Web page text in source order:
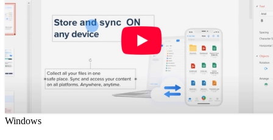
Windows